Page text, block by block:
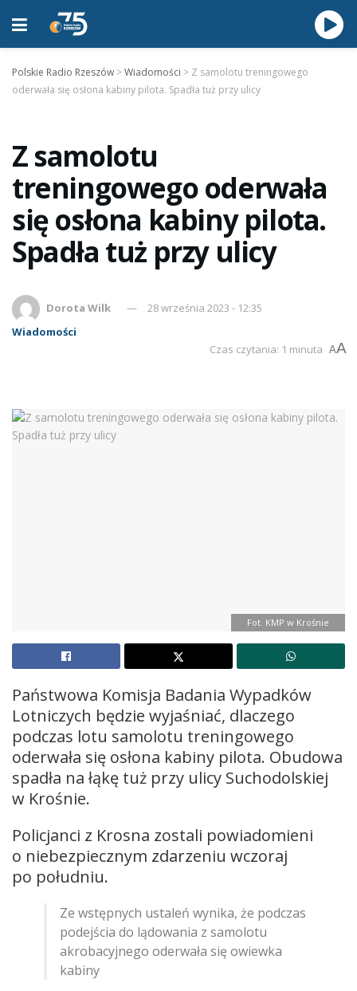
Polskie Radio Rzeszów >Wiadomości > Z samolotu treningowego
oderwała się osłona kabiny pilota. Spadła tuż przy ulicy
Z samolotu
treningowego oderwała
się osłona kabiny pilota.
Spadła tuż przy ulicy
Dorota Wilk
28 września 2023 - 12:35
Wiadomości
Czas czytania: 1 minuta AA
Fot. KMP w Krośnie
Państwowa Komisja Badania Wypadków
Lotniczych będzie wyjaśniać, dlaczego
podczas lotu samolotu treningowego
oderwała się osłona kabiny pilota. Obudowa
spadła na łąkę tuż przy ulicy Suchodolskiej
w Krośnie.
Policjanci z Krosna zostali powiadomieni
o niebezpiecznym zdarzeniu wczoraj
po południu.
Ze wstępnych ustaleń wynika, że podczas
podejścia do lądowania z samolotu
akrobacyjnego oderwała się owiewka
kabiny